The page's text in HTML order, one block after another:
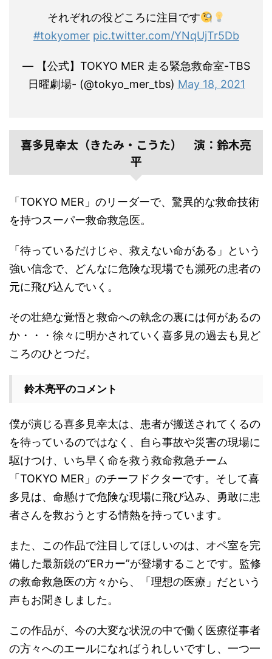
それぞれの役どころに注目です
#tokyomer pic.twitter.com/YNqUjTr5Db
— 【公式】TOKYO MER 走る緊急救命室-TBS
日曜劇場- (@tokyo_mer_tbs) May 18, 2021
喜多見幸太（きたみ・こうた） 演：鈴木亮
平
「TOKYO MER」のリーダーで、驚異的な救命技術
を持つスーパー救命救急医。
「待っているだけじゃ、救えない命がある」という
強い信念で、どんなに危険な現場でも瀕死の患者の
元に飛び込んでいく。
その壮絶な覚悟と救命への執念の裏には何があるの
か・・・徐々に明かされていく喜多見の過去も見ど
ころのひとつだ。
鈴木亮平のコメント
僕が演じる喜多見幸太は、患者が搬送されてくるの
を待っているのではなく、自ら事故や災害の現場に
駆けつけ、いち早く命を救う救命救急チーム
「TOKYO MER」のチーフドクターです。そして喜
多見は、命懸けで危険な現場に飛び込み、勇敢に患
者さんを救おうとする情熱を持っています。
また、この作品で注目してほしいのは、オペ室を完
備した最新鋭の“ERカー”が登場することです。監修
の救命救急医の方々から、「理想の医療」だという
声もお聞きしました。
この作品が、今の大変な状況の中で働く医療従事者
の方々へのエールになればうれしいですし、一つ一